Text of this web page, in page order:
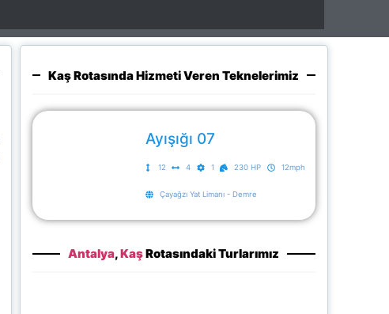
Kaş Rotasında Hizmeti Veren Teknelerimiz
Ayışığı 07
12 4 1 230 HP 12mph
Çayağzı Yat Limanı - Demre
Antalya,KaşRotasındaki Turlarımız